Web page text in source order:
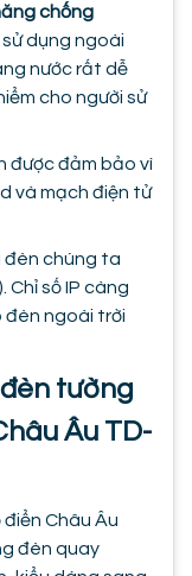
chống
dụng ngoài
nước rất dễ
cho người sử
được đảm bảo vì
và mạch điện tử
đèn chúng ta
Chỉ số IP càng
đèn ngoài trời
tường
Âu TD-
Châu Âu
đèn quay